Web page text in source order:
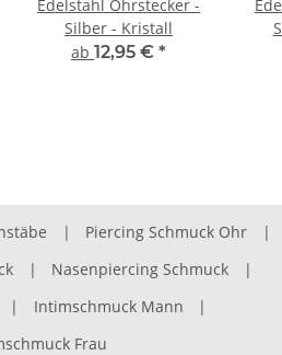
Edelstahl Ohrstecker -
Silber - Kristall
ab 12,95 € *
| Piercing Schmuck Ohr
|
| Nasenpiercing Schmuck
|
| Intimschmuck Mann
|
Frau